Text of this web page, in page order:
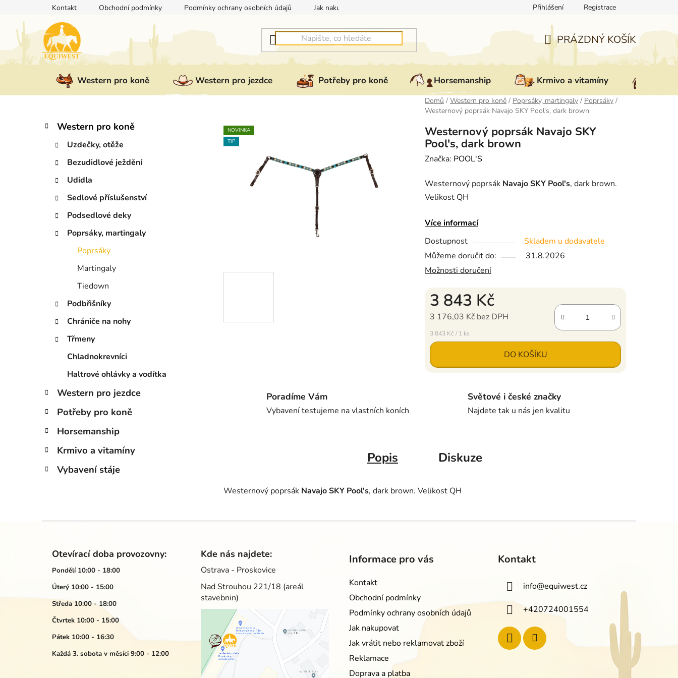
obsah
Kontakt Obchodní podmínky Podmínky ochrany osobních údajů Jak nakupovat Reklamace Doprava a platba
Přihlášení Registrace
NÁKUPNÍ
KOŠÍK
PRÁZDNÝ KOŠÍK
Western pro koně Western pro jezdce Potřeby pro koně Horsemanship Krmivo a vitamíny
Domů / Western pro koně / Poprsáky, martingaly / Poprsáky /
Westernový poprsák Navajo SKY Pool's, dark brown
PPřeskočit
kategorie
K
a
Western pro koně
Uzdečky, otěže
Bezudidlové ježdění
Udidla
Sedlové příslušenství
Podsedlové deky
Poprsáky, martingaly
Poprsáky
Martingaly
Tiedown
Podbřišníky
Chrániče na nohy
Třmeny
Chladnokrevníci
Haltrové ohlávky a vodítka
Western pro jezdce
Potřeby pro koně
Horsemanship
Krmivo a vitamíny
Vybavení stáje
Westernový poprsák Navajo SKY
Pool's, dark brown
Značka: POOL'S
Westernový poprsák Navajo SKY Pool's, dark brown.
Velikost QH
Více informací
Dostupnost
Skladem u dodavatele
Můžeme doručit do:
31.8.2026
Možnosti doručení
3 843 Kč
3 176,03 Kč bez DPH
Měrná cena:
3 843 Kč / 1 ks
DO KOŠÍKU
NOVINKA
TIP
Poradíme Vám
Vybavení testujeme na vlastních koních
Světové i české značky
Najdete tak u nás jen kvalitu
Popis Diskuze
Westernový poprsák Navajo SKY Pool's, dark brown. Velikost QH
Otevírací doba provozovny:
Pondělí 10:00 - 18:00
Úterý 10:00 - 15:00
Středa 10:00 - 18:00
Čtvrtek 10:00 - 15:00
Pátek 10:00 - 16:30
Každá 3. sobota v měsíci 9:00 - 12:00
Kde nás najdete:
Ostrava - Proskovice
Nad Strouhou 221/18 (areál
stavebnin)
Informace pro vás
Kontakt
Obchodní podmínky
Podmínky ochrany osobních údajů
Jak nakupovat
Jak vrátit nebo reklamovat zboží
Reklamace
Doprava a platba
Kontakt
info@equiwest.cz
+420724001554